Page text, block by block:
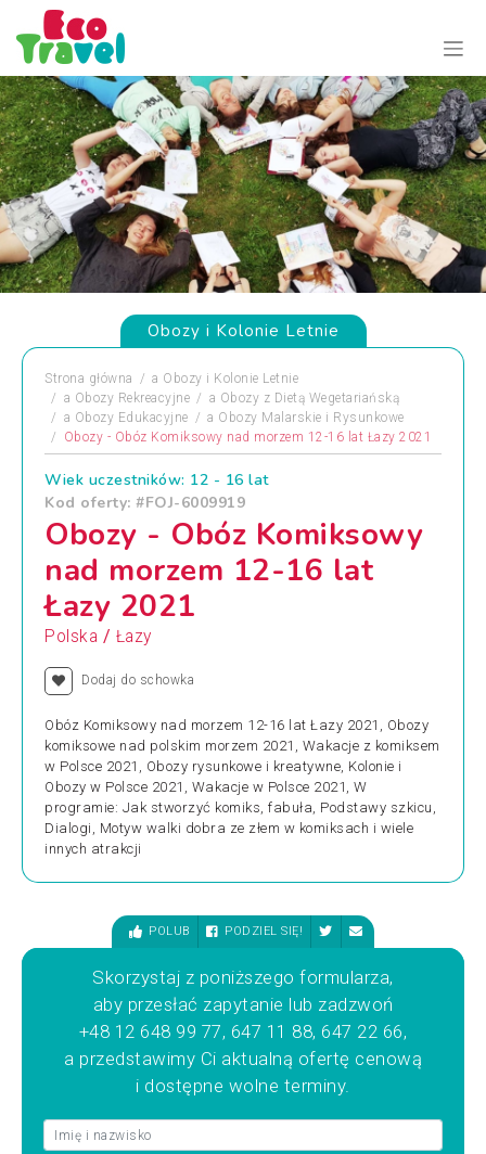
Obozy i Kolonie Letnie
Strona główna a Obozy i Kolonie Letnie
a Obozy Rekreacyjne a Obozy z Dietą Wegetariańską
a Obozy Edukacyjne a Obozy Malarskie i Rysunkowe
Obozy - Obóz Komiksowy nad morzem 12-16 lat Łazy 2021
Wiek uczestników: 12 - 16 lat
Kod oferty: #FOJ-6009919
Obozy - Obóz Komiksowy
nad morzem 12-16 lat
Łazy 2021
Polska / Łazy
Dodaj do schowka
Obóz Komiksowy nad morzem 12-16 lat Łazy 2021, Obozy
komiksowe nad polskim morzem 2021, Wakacje z komiksem
w Polsce 2021, Obozy rysunkowe i kreatywne, Kolonie i
Obozy w Polsce 2021, Wakacje w Polsce 2021, W
programie: Jak stworzyć komiks, fabuła, Podstawy szkicu,
Dialogi, Motyw walki dobra ze złem w komiksach i wiele
innych atrakcji
POLUB PODZIEL SIĘ!
Skorzystaj z poniższego formularza,
aby przesłać zapytanie lub zadzwoń
+48 12 648 99 77, 647 11 88, 647 22 66,
a przedstawimy Ci aktualną ofertę cenową
i dostępne wolne terminy.